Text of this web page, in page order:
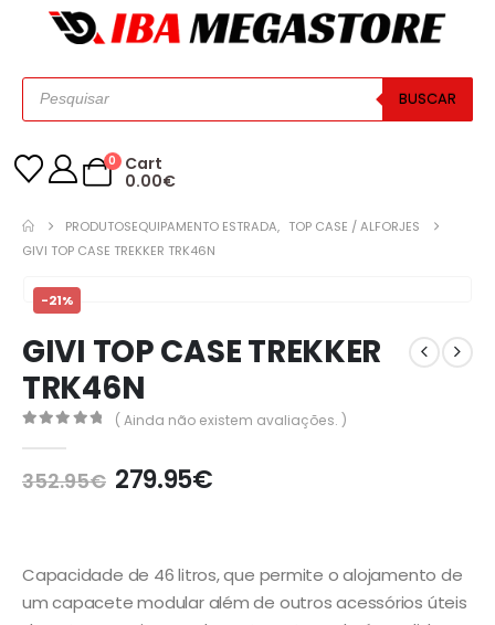
BUSCAR
0
Cart
0.00€
PRODUTOSEQUIPAMENTO ESTRADA, TOP CASE / ALFORJES
GIVI TOP CASE TREKKER TRK46N
-21%
GIVI TOP CASE TREKKER
TRK46N
( Ainda não existem avaliações. )
352.95€ 279.95€
Capacidade de 46 litros, que permite o alojamento de
um capacete modular além de outros acessórios úteis